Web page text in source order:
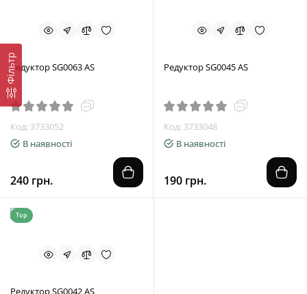
Фільтр
Редуктор SG0063 AS
Код: 3733052
В наявності
240 грн.
Редуктор SG0045 AS
Код: 3733048
В наявності
190 грн.
Top
Редуктор SG0042 AS